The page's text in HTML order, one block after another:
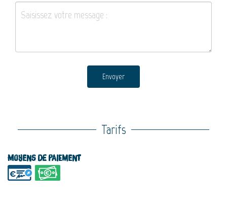
Envoyer
Tarifs
Moyens de paiement